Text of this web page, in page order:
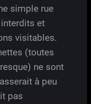
simple rue
et
visitables.
(toutes
ne sont
à peu
pas